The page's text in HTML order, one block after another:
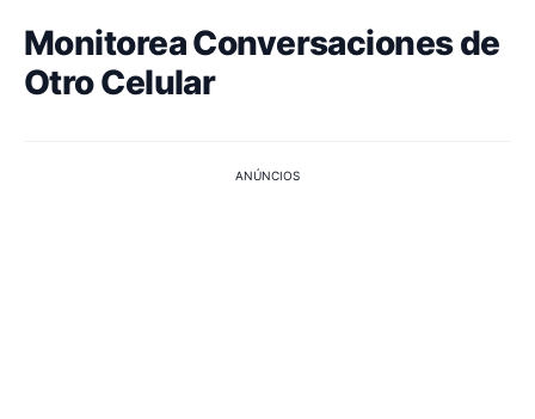
Monitorea Conversaciones de
Otro Celular
ANÚNCIOS